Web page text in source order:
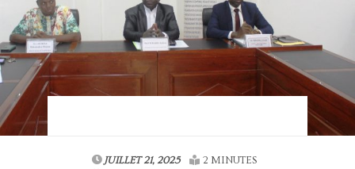
JUILLET 21, 2025
2 MINUTES